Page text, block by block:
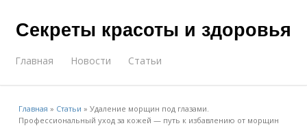
Секреты красоты и здоровья
Главная Новости Статьи
Главная » Статьи »Удаление морщин под глазами.
Профессиональный уход за кожей — путь к избавлению от морщин